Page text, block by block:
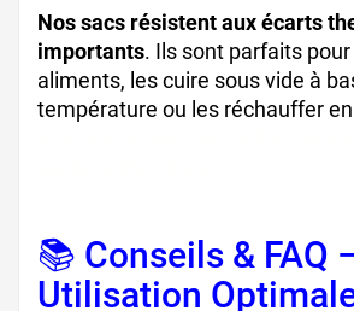
Nos sacs résistent aux écarts
importants. Ils sont parfaits
aliments, les cuire sous vide à
température ou les réchauffer
📚 Conseils & FAQ
Utilisation